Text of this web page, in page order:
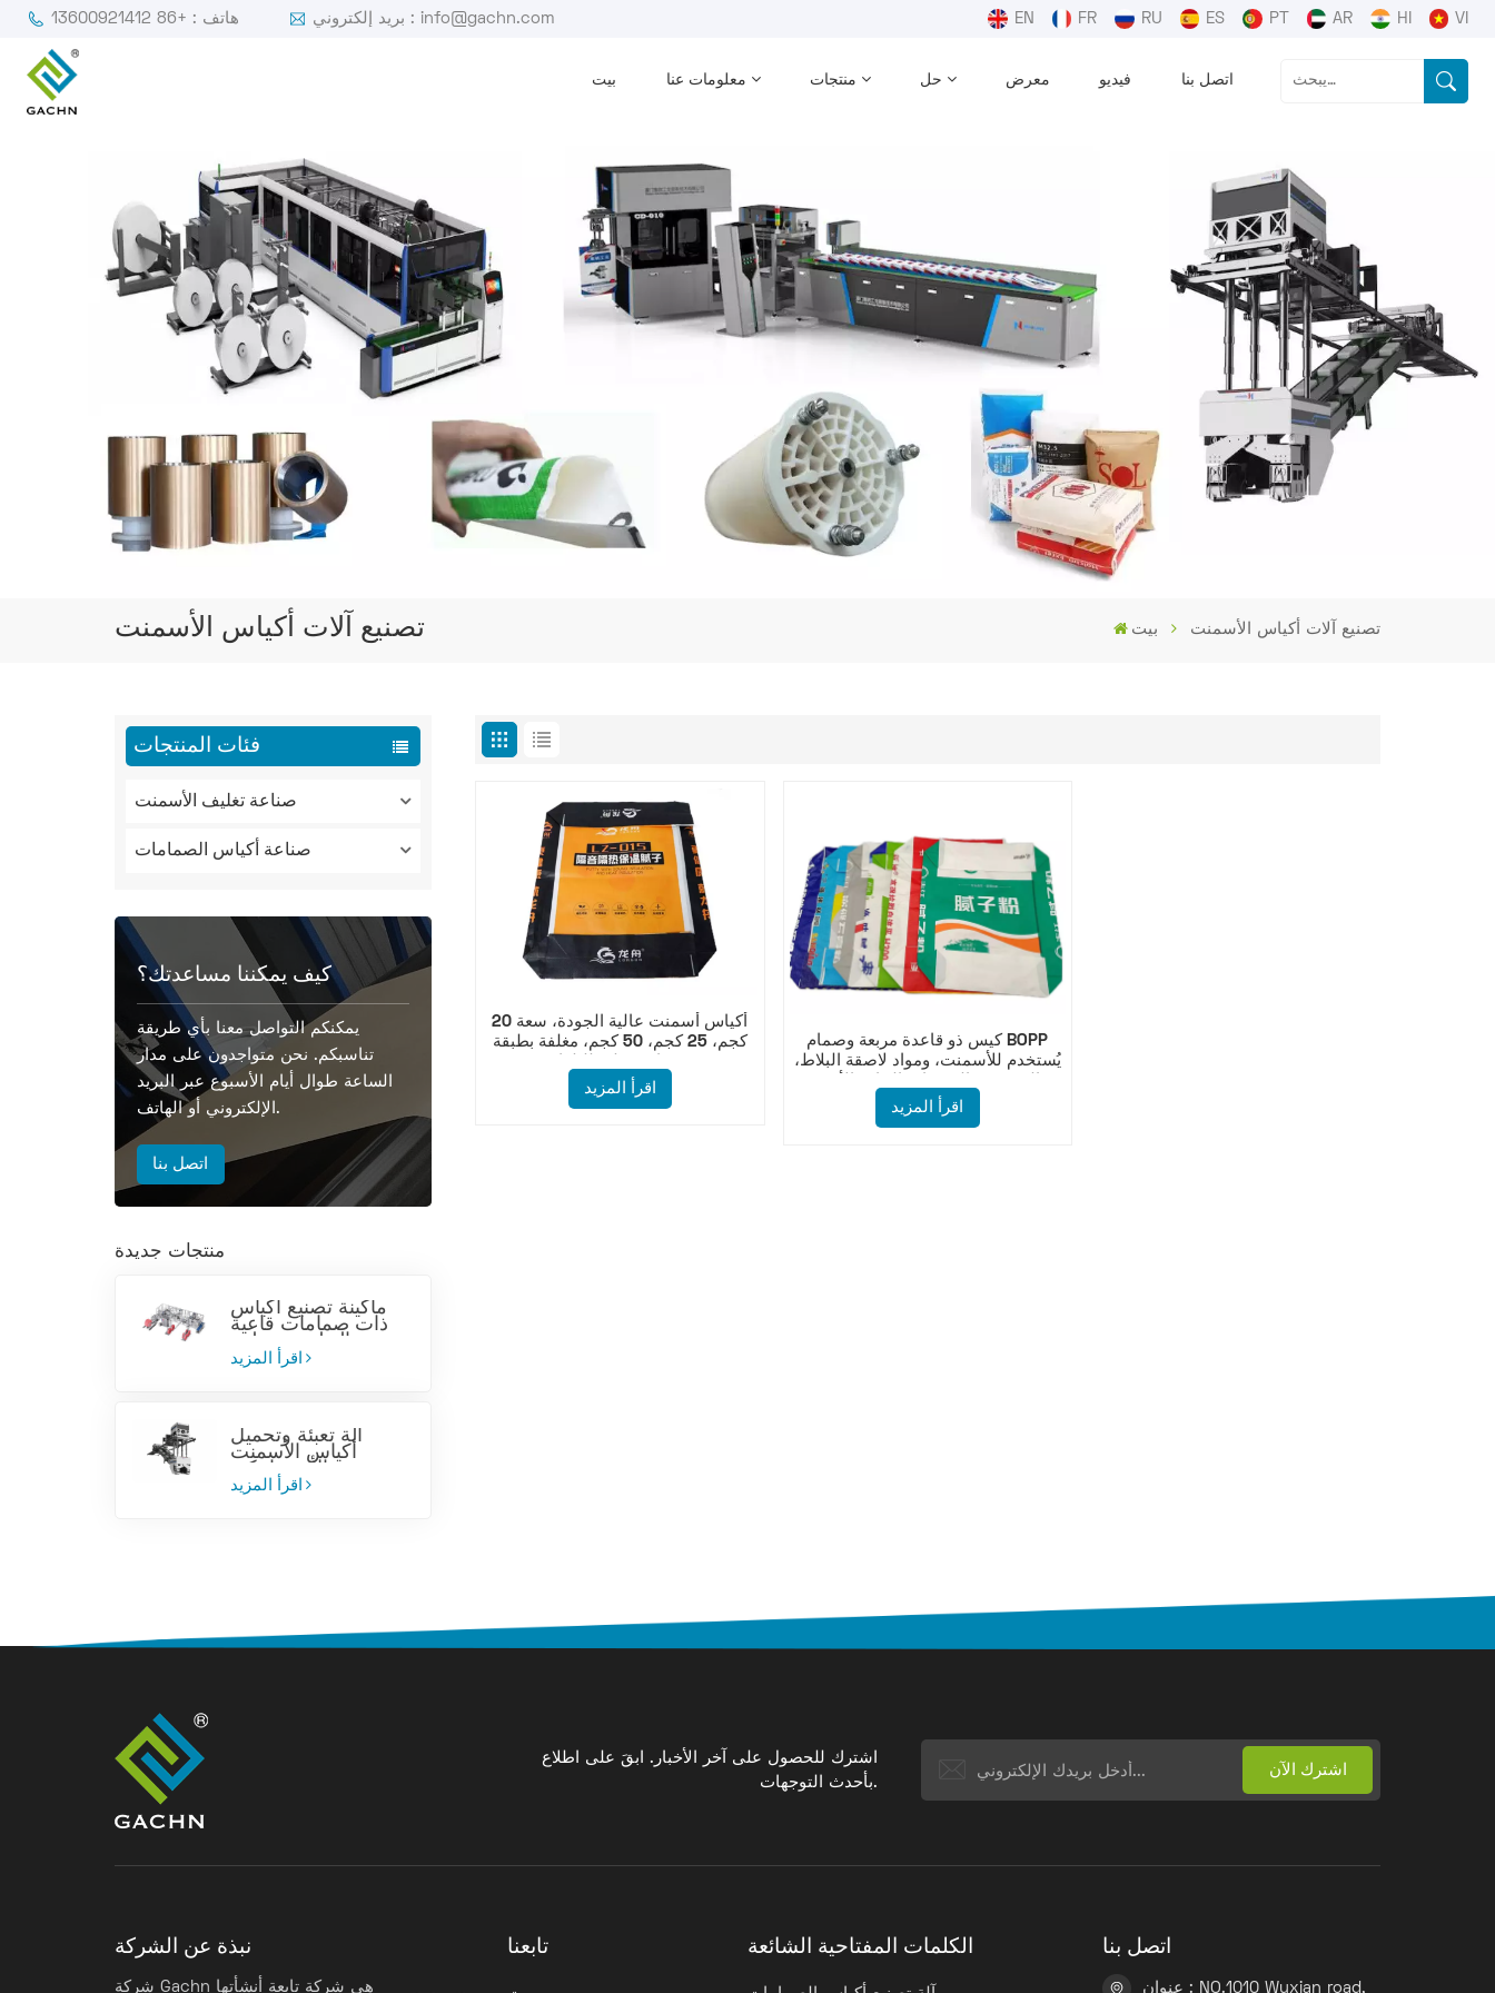
هاتف : +86 13600921412 بريد إلكتروني : info@gachn.com EN FR RU ES PT AR HI VI
بيت معلومات عنا منتجات حل معرض فيديو اتصل بنا
تصنيع آلات أكياس الأسمنت بيت تصنيع آلات أكياس الأسمنت
فئات المنتجات
صناعة تغليف الأسمنت
صناعة أكياس الصمامات
كيف يمكننا مساعدتك؟
يمكنكم التواصل معنا بأي طريقة
تناسبكم. نحن متواجدون على مدار
الساعة طوال أيام الأسبوع عبر البريد
الإلكتروني أو الهاتف.
اتصل بنا
منتجات جديدة
ماكينة تصنيع أكياس
ذات صمامات قاعية
من البولي بروبيلين
المنسوج
اقرأ المزيد
آلة تعبئة وتحميل
أكياس الأسمنت
الأوتوماتيكية
اقرأ المزيد
أكياس أسمنت عالية الجودة، سعة 20
كجم، 25 كجم، 50 كجم، مغلفة بطبقة
اقرأ المزيد
كيس ذو قاعدة مربعة وصمام BOPP
يُستخدم للأسمنت، ومواد لاصقة البلاط،
السائبة.
اقرأ المزيد
اشترك للحصول على آخر الأخبار. ابقَ على اطلاع
بأحدث التوجهات.
نبذة عن الشركة
شركة Gachn هي شركة تابعة أنشأتها
تابعنا الكلمات المفتاحية الشائعة اتصل بنا
عنوان : NO.1010 Wuxian road,